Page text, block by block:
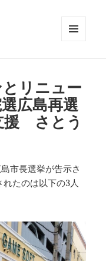
リニュー
広島再選
援 さとう
市長選挙が告示さ
たのは以下の3人